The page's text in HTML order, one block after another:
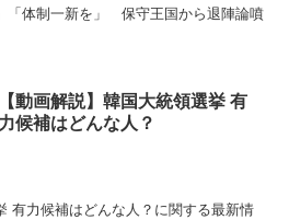
「体制一新を」 保守王国から退陣論噴
【動画解説】韓国大統領選挙 有
力候補はどんな人？
有力候補はどんな人？に関する最新情